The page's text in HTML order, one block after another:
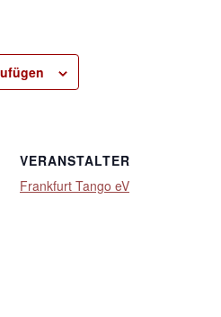
VERANSTALTER
Frankfurt Tango eV